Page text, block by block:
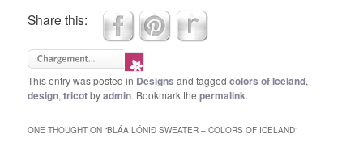
Share this:
This entry was posted in Designs and taggedcolors of Iceland,
design,tricotbyadmin. Bookmark thepermalink.
ONE THOUGHT ON “BLÁA LÓNIÐ SWEATER – COLORS OF ICELAND”